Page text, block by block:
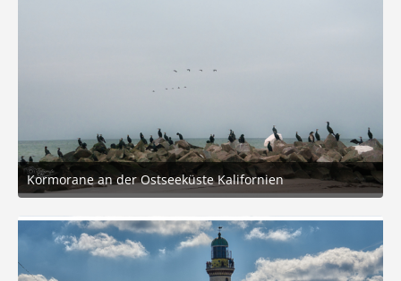
Kormorane an der Ostseeküste Kalifornien
22. Februar 2026 um 19:41